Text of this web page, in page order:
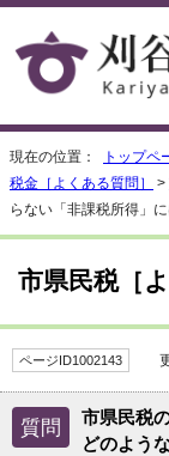
現在の位置： トップペ
税金［よくある質問］
>
らない「非課税所得」
市県民税［
ページID1002143 更
質問
市県民税
どのよう